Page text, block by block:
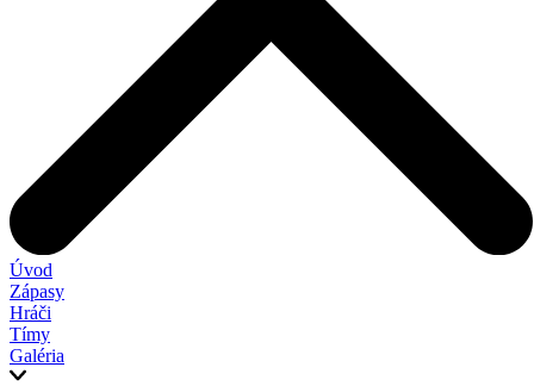
Úvod
Zápasy
Hráči
Tímy
Galéria